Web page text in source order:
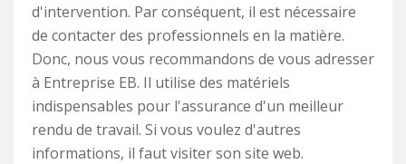
d'intervention. Par conséquent, il est nécessaire
de contacter des professionnels en la matière.
Donc, nous vous recommandons de vous adresser
à Entreprise EB. Il utilise des matériels
indispensables pour l'assurance d'un meilleur
rendu de travail. Si vous voulez d'autres
informations, il faut visiter son site web.